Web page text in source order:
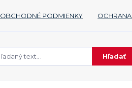
OBCHODNÉ PODMIENKY
Hľadať